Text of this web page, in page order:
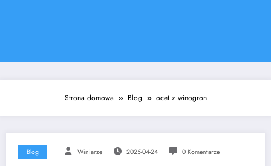
Strona domowa Blog ocet z winogron
Blog Winiarze 2025-04-24 0 Komentarze